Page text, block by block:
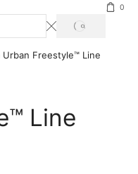
0
SØK
Urban Freestyle™ Line
Line